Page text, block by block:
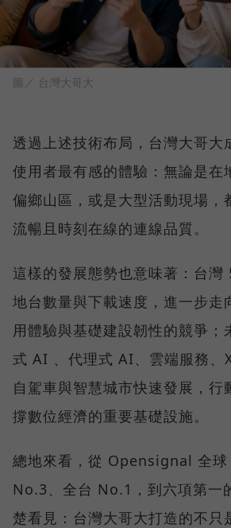
圖／ 台灣大哥大
透過上述技術布局，台灣大哥大
使用者最有感的體驗：無論是在
偏鄉山區，或是大型活動現場，
流暢且時刻在線的連線品質。
這樣的發展態勢也意味著：台灣
地台數量與下載速度，進一步走
用體驗與基礎建設韌性的競爭；
式 AI 、代理式 AI、雲端服務、
自駕車與智慧城市快速發展，行
撐數位經濟的重要基礎設施。
總地來看，從 Opensignal 全球
No.3、全台 No.1，到六項第一
楚看見：台灣大哥大打造的不只